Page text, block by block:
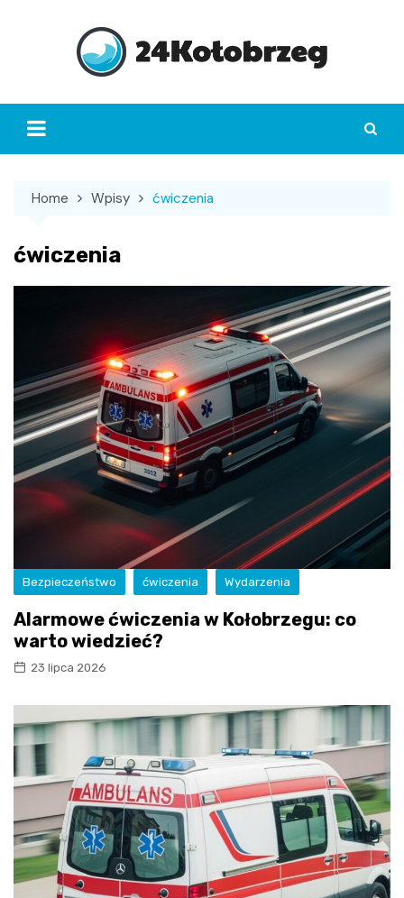
Home Wpisy ćwiczenia
ćwiczenia
Bezpieczeństwo ćwiczenia Wydarzenia
Alarmowe ćwiczenia w Kołobrzegu: co
warto wiedzieć?
23 lipca 2026